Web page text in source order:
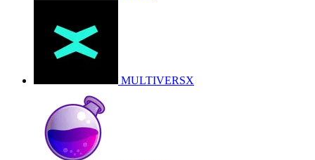
MULTIVERSX